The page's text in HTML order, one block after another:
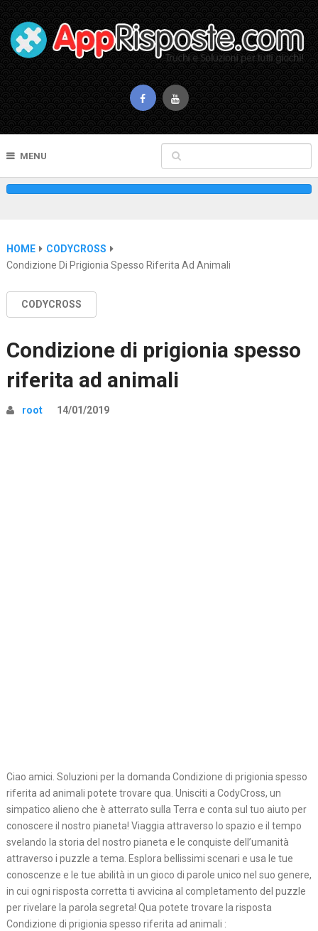
MENU
HOME
CODYCROSS
Condizione Di Prigionia Spesso Riferita Ad Animali
CODYCROSS
Condizione di prigionia spesso
riferita ad animali
root 14/01/2019
Ciao amici. Soluzioni per la domanda Condizione di prigionia spesso
riferita ad animali potete trovare qua. Unisciti a CodyCross, un
simpatico alieno che è atterrato sulla Terra e conta sul tuo aiuto per
conoscere il nostro pianeta! Viaggia attraverso lo spazio e il tempo
svelando la storia del nostro pianeta e le conquiste dell’umanità
attraverso i puzzle a tema. Esplora bellissimi scenari e usa le tue
conoscenze e le tue abilità in un gioco di parole unico nel suo genere,
in cui ogni risposta corretta ti avvicina al completamento del puzzle
per rivelare la parola segreta! Qua potete trovare la risposta
Condizione di prigionia spesso riferita ad animali :